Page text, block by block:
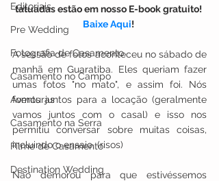
Editoriais
Pre Wedding
Fotografia de Casamento
Casamento no Campo
Aventuras
Casamento na Serra
Filme de Casamento
Destination Wedding
tatuadas estão em nosso E-book gratuito!
Baixe Aqui!
A sessão de fotos aconteceu no sábado de
manhã em Guaratiba. Eles queriam fazer
umas fotos "no mato", e assim foi. Nós
fomos juntos para a locação (geralmente
vamos juntos com o casal) e isso nos
permitiu conversar sobre muitas coisas,
incluindo o ensaio. (risos)
Não demorou para que estivéssemos